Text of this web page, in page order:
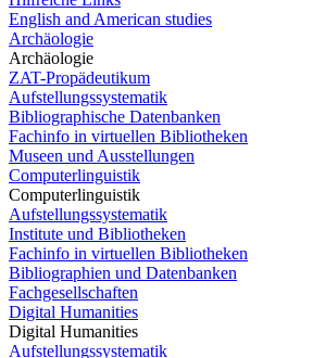
English and American studies
Archäologie
Archäologie
ZAT-Propädeutikum
Aufstellungssystematik
Bibliographische Datenbanken
Fachinfo in virtuellen Bibliotheken
Museen und Ausstellungen
Computerlinguistik
Computerlinguistik
Aufstellungssystematik
Institute und Bibliotheken
Fachinfo in virtuellen Bibliotheken
Bibliographien und Datenbanken
Fachgesellschaften
Digital Humanities
Digital Humanities
Aufstellungssystematik